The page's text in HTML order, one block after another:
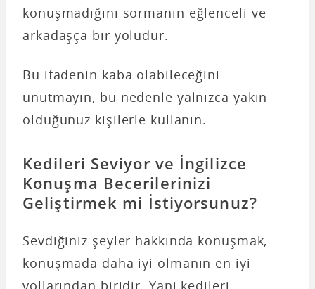
konuşmadığını sormanın eğlenceli ve
arkadaşça bir yoludur.
Bu ifadenin kaba olabileceğini
unutmayın, bu nedenle yalnızca yakın
olduğunuz kişilerle kullanın.
Kedileri Seviyor ve İngilizce
Konuşma Becerilerinizi
Geliştirmek mi İstiyorsunuz?
Sevdiğiniz şeyler hakkında konuşmak,
konuşmada daha iyi olmanın en iyi